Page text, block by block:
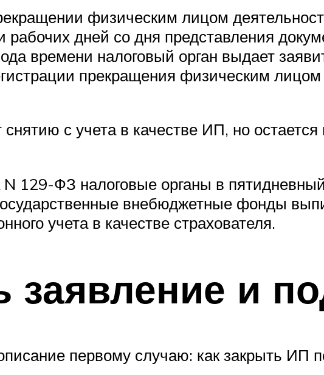
физическим лицом
рабочих дней со дня представления
времени налоговый орган выдает
прекращения физическим
с учета в качестве ИП, но остается
N 129-ФЗ налоговые органы в
внебюджетные фонды
учета в качестве страхователя.
заявление и
первому случаю: как закрыть ИП